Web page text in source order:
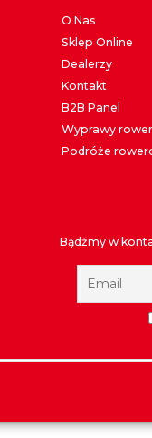
O Nas
Sklep Online
Dealerzy
Kontakt
B2B Panel
Wyprawy
Podróże
Bądźmy w